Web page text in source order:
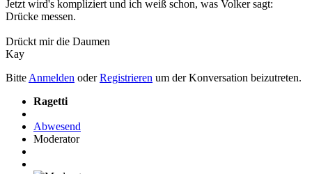
Jetzt wird's kompliziert und ich weiß schon, was Volker sagt:
Drücke messen.
Drückt mir die Daumen
Kay
Bitte Anmelden oderRegistrieren um der Konversation beizutreten.
Ragetti
Abwesend
Moderator